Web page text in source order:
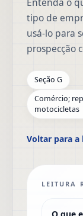
tipo de
usá-lo para
prospecção
Seção G
Comércio;
motocicletas
Voltar para a
LEITURA